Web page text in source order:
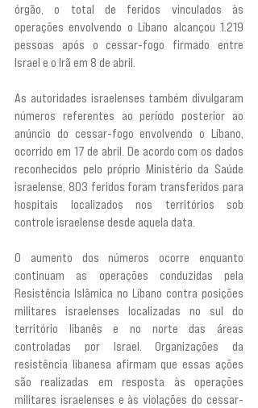
órgão, o total de feridos vinculados às
operações envolvendo o Líbano alcançou 1.219
pessoas após o cessar-fogo firmado entre
Israel e o Irã em 8 de abril.
As autoridades israelenses também divulgaram
números referentes ao período posterior ao
anúncio do cessar-fogo envolvendo o Líbano,
ocorrido em 17 de abril. De acordo com os dados
reconhecidos pelo próprio Ministério da Saúde
israelense, 803 feridos foram transferidos para
hospitais localizados nos territórios sob
controle israelense desde aquela data.
O aumento dos números ocorre enquanto
continuam as operações conduzidas pela
Resistência Islâmica no Líbano contra posições
militares israelenses localizadas no sul do
território libanês e no norte das áreas
controladas por Israel. Organizações da
resistência libanesa afirmam que essas ações
são realizadas em resposta às operações
militares israelenses e às violações do cessar-